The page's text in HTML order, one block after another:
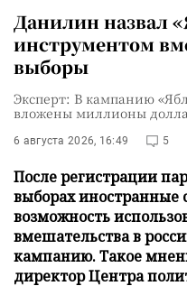
Данилин назвал
инструментом
выборы
Эксперт: В кампанию
вложены миллионы
6 августа 2026, 16:49 5
После регистрации
выборах иностранные
возможность
вмешательства в
кампанию. Такое
директор Центра